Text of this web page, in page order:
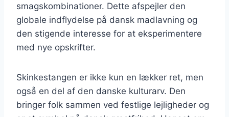
smagskombinationer. Dette afspejler den
globale indflydelse på dansk madlavning og
den stigende interesse for at eksperimentere
med nye opskrifter.
Skinkestangen er ikke kun en lækker ret, men
også en del af den danske kulturarv. Den
bringer folk sammen ved festlige lejligheder og